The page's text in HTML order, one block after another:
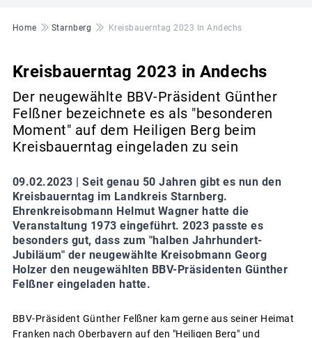
Pfadnavigation
Home Starnberg Kreisbauerntag 2023 In Andechs
Kreisbauerntag 2023 in Andechs
Der neugewählte BBV-Präsident Günther
Felßner bezeichnete es als "besonderen
Moment" auf dem Heiligen Berg beim
Kreisbauerntag eingeladen zu sein
09.02.2023 | Seit genau 50 Jahren gibt es nun den
Kreisbauerntag im Landkreis Starnberg.
Ehrenkreisobmann Helmut Wagner hatte die
Veranstaltung 1973 eingeführt. 2023 passte es
besonders gut, dass zum "halben Jahrhundert-
Jubiläum" der neugewählte Kreisobmann Georg
Holzer den neugewählten BBV-Präsidenten Günther
Felßner eingeladen hatte.
BBV-Präsident Günther Felßner kam gerne aus seiner Heimat
Franken nach Oberbayern auf den "Heiligen Berg" und